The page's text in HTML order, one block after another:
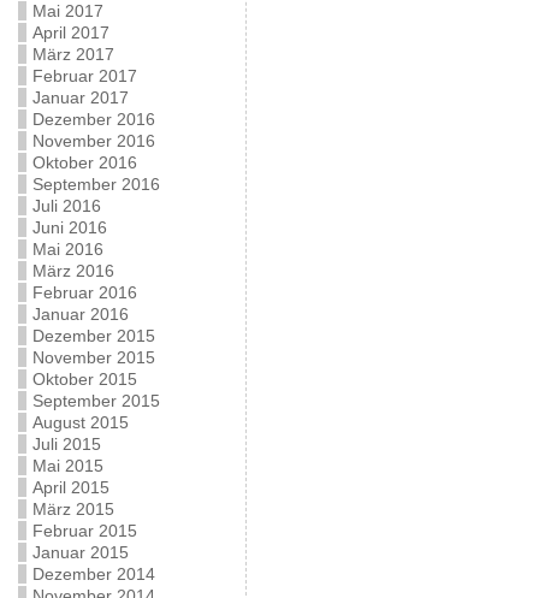
Mai 2017
April 2017
März 2017
Februar 2017
Januar 2017
Dezember 2016
November 2016
Oktober 2016
September 2016
Juli 2016
Juni 2016
Mai 2016
März 2016
Februar 2016
Januar 2016
Dezember 2015
November 2015
Oktober 2015
September 2015
August 2015
Juli 2015
Mai 2015
April 2015
März 2015
Februar 2015
Januar 2015
Dezember 2014